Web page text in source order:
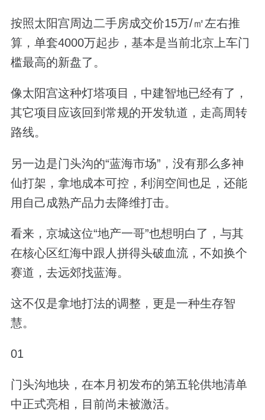
按照太阳宫周边二手房成交价15万/㎡左右推
算，单套4000万起步，基本是当前北京上车门
槛最高的新盘了。
像太阳宫这种灯塔项目，中建智地已经有了，
其它项目应该回到常规的开发轨道，走高周转
路线。
另一边是门头沟的“蓝海市场”，没有那么多神
仙打架，拿地成本可控，利润空间也足，还能
用自己成熟产品力去降维打击。
看来，京城这位“地产一哥”也想明白了，与其
在核心区红海中跟人拼得头破血流，不如换个
赛道，去远郊找蓝海。
这不仅是拿地打法的调整，更是一种生存智
慧。
01
门头沟地块，在本月初发布的第五轮供地清单
中正式亮相，目前尚未被激活。